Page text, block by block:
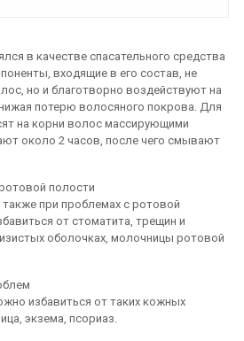
в качестве спасательного средства
входящие в его состав, не
но и благотворно воздействуют на
потерю волосяного покрова. Для
на корни волос массирующими
около 2 часов, после чего смывают
полости
при проблемах с ротовой
от стоматита, трещин и
оболочках, молочницы ротовой
избавиться от таких кожных
экзема, псориаз.